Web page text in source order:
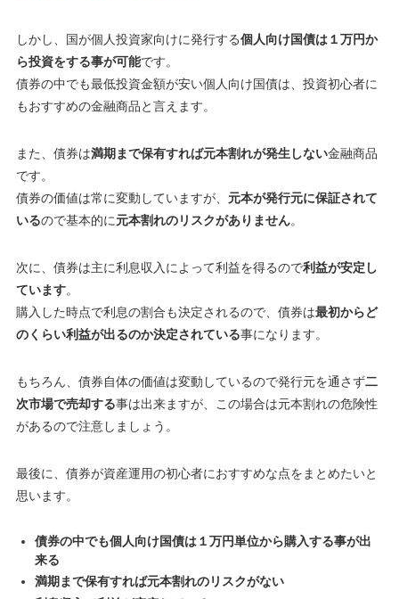
しかし、国が個人投資家向けに発行する個人向け国債は１万円か
ら投資をする事が可能です。
債券の中でも最低投資金額が安い個人向け国債は、投資初心者に
もおすすめの金融商品と言えます。
また、債券は満期まで保有すれば元本割れが発生しない金融商品
です。
債券の価値は常に変動していますが、 元本が発行元に保証されて
いるので基本的に元本割れのリスクがありません。
次に、債券は主に利息収入によって利益を得るので利益が安定し
ています。
購入した時点で利息の割合も決定されるので、債券は最初からど
のくらい利益が出るのか決定されている事になります。
もちろん、債券自体の価値は変動しているので発行元を通さず二
次市場で売却する事は出来ますが、この場合は元本割れの危険性
があるので注意しましょう。
最後に、債券が資産運用の初心者におすすめな点をまとめたいと
思います。
債券の中でも個人向け国債は１万円単位から購入する事が出
来る
満期まで保有すれば元本割れのリスクがない